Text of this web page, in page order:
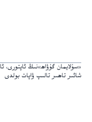
«سۇلايمان گۇۋاھ»نىڭ ئاپتورى،
شائىر تاھىر تالىپ ۋاپات بولدى